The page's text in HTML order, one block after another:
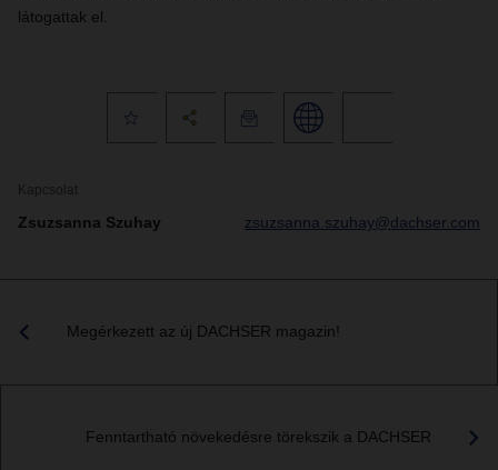
látogattak el.
Kapcsolat
Zsuzsanna Szuhay zsuzsanna.szuhay@dachser.com
Megérkezett az új DACHSER magazin!
Fenntartható növekedésre törekszik a DACHSER